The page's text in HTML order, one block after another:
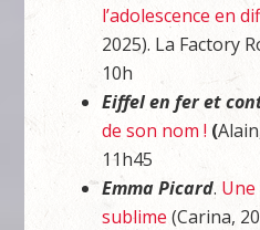
l’adolescence en
2025). La Factory
10h
Eiffel en fer et
de son nom ! (
11h45
Emma Picard.
sublime(Carina,